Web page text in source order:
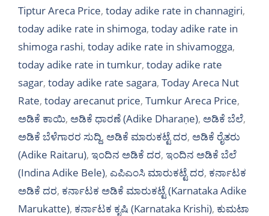
Tiptur Areca Price, today adike rate in channagiri,
today adike rate in shimoga, today adike rate in
shimoga rashi, today adike rate in shivamogga,
today adike rate in tumkur, today adike rate
sagar, today adike rate sagara, Today Areca Nut
Rate, today arecanut price, Tumkur Areca Price,
ಅಡಿಕೆ ಕಾಯಿ, ಅಡಿಕೆ ಧಾರಣೆ (Adike Dharaṇe), ಅಡಿಕೆ ಬೆಲೆ,
ಅಡಿಕೆ ಬೆಳೆಗಾರರ ಸುದ್ದಿ, ಅಡಿಕೆ ಮಾರುಕಟ್ಟೆ ದರ, ಅಡಿಕೆ ರೈತರು
(Adike Raitaru), ಇಂದಿನ ಅಡಿಕೆ ದರ, ಇಂದಿನ ಅಡಿಕೆ ಬೆಲೆ
(Indina Adike Bele), ಎಪಿಎಂಸಿ ಮಾರುಕಟ್ಟೆ ದರ, ಕರ್ನಾಟಕ
ಅಡಿಕೆ ದರ, ಕರ್ನಾಟಕ ಅಡಿಕೆ ಮಾರುಕಟ್ಟೆ (Karnataka Adike
Marukatte), ಕರ್ನಾಟಕ ಕೃಷಿ (Karnataka Krishi), ಕುಮಟಾ